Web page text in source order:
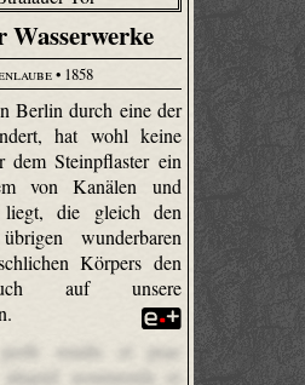
• 1858
Berlin durch eine der
hat wohl keine
dem Steinpflaster ein
von Kanälen und
liegt, die gleich den
wunderbaren
Körpers den
auf unsere
perfe rendis et prae
assumenda et